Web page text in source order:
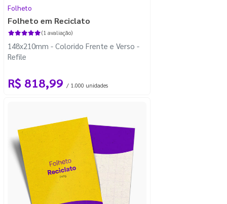
Folheto
Folheto em Reciclato
(1 avaliação)
148x210mm - Colorido Frente e Verso -
Refile
R$ 818,99 / 1.000 unidades